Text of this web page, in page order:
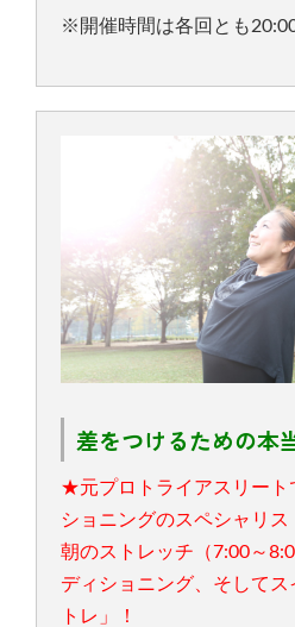
※開催時間は各回とも
差をつけるための本
★元プロトライアスリート
ショニングのスペシャリ
朝のストレッチ（7:00～
ディショニング、そして
トレ」！